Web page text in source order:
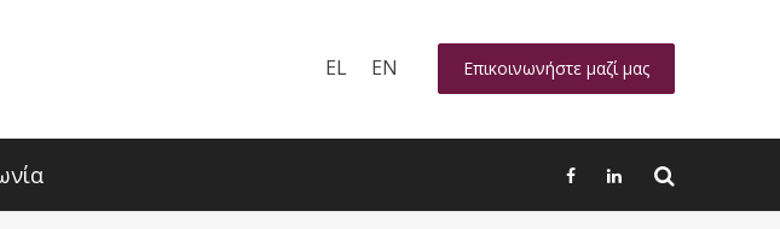
EL EN Επικοινωνήστε μαζί μας